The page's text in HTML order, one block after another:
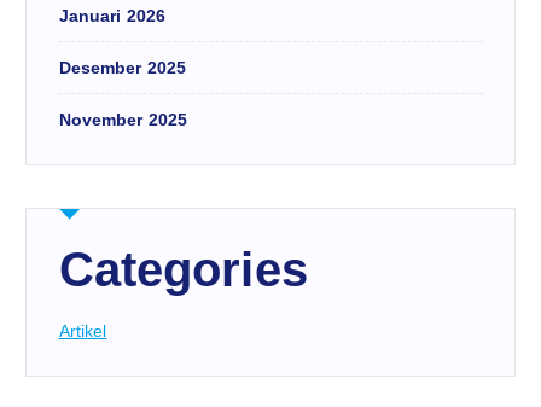
Januari 2026
Desember 2025
November 2025
Categories
Artikel